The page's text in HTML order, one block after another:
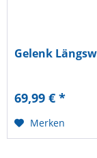
Gelenk
69,99 € *
Merken